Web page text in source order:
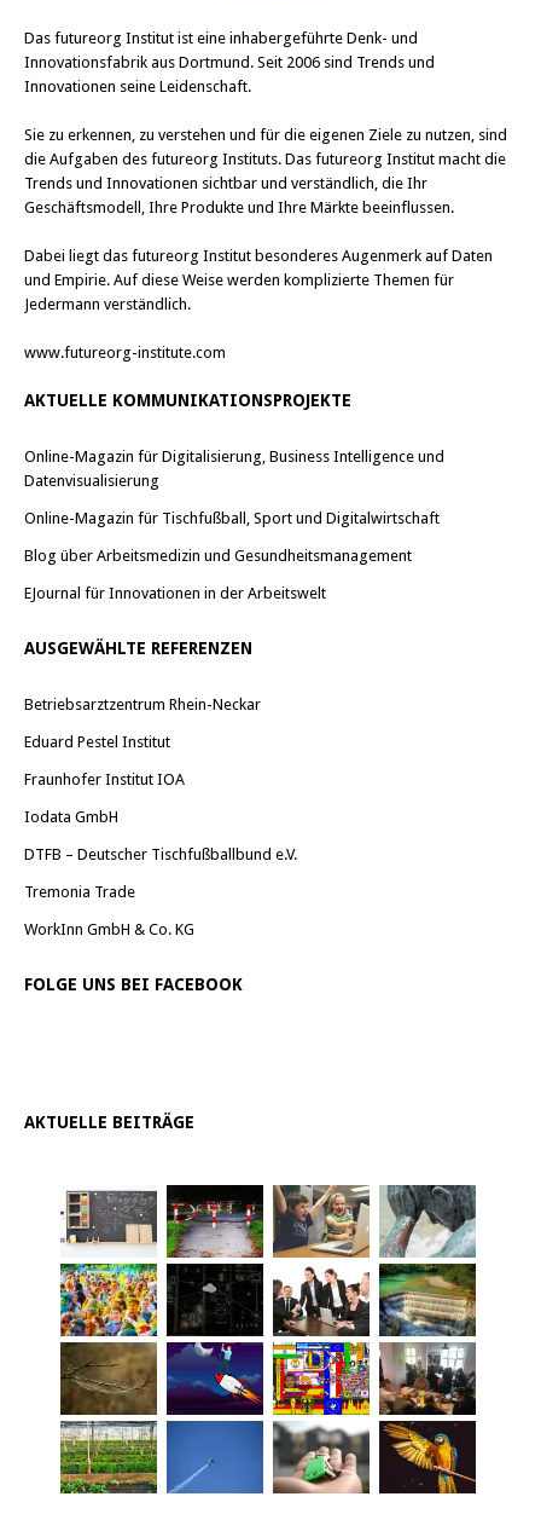
Das futureorg Institut ist eine inhabergeführte Denk- und
Innovationsfabrik aus Dortmund. Seit 2006 sind Trends und
Innovationen seine Leidenschaft.
Sie zu erkennen, zu verstehen und für die eigenen Ziele zu nutzen, sind
die Aufgaben des futureorg Instituts. Das futureorg Institut macht die
Trends und Innovationen sichtbar und verständlich, die Ihr
Geschäftsmodell, Ihre Produkte und Ihre Märkte beeinflussen.
Dabei liegt das futureorg Institut besonderes Augenmerk auf Daten
und Empirie. Auf diese Weise werden komplizierte Themen für
Jedermann verständlich.
www.futureorg-institute.com
AKTUELLE KOMMUNIKATIONSPROJEKTE
Online-Magazin für Digitalisierung, Business Intelligence und
Datenvisualisierung
Online-Magazin für Tischfußball, Sport und Digitalwirtschaft
Blog über Arbeitsmedizin und Gesundheitsmanagement
EJournal für Innovationen in der Arbeitswelt
AUSGEWÄHLTE REFERENZEN
Betriebsarztzentrum Rhein-Neckar
Eduard Pestel Institut
Fraunhofer Institut IOA
Iodata GmbH
DTFB – Deutscher Tischfußballbund e.V.
Tremonia Trade
WorkInn GmbH & Co. KG
FOLGE UNS BEI FACEBOOK
AKTUELLE BEITRÄGE